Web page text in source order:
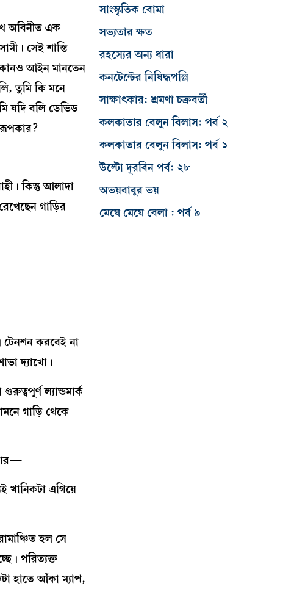
অবিনীত এক
সেই শাস্তি
কোনও আইন মানতেন
তুমি কি মনে
যদি বলি ডেভিড
কিন্তু আলাদা
গাড়ির
টেনশন করবেই না
দ্যাখো।
ল্যান্ডমার্ক
গাড়ি থেকে
খানিকটা এগিয়ে
হল সে
পরিত্যক্ত
হাতে আঁকা ম্যাপ,
সাংস্কৃতিক বোমা
সভ্যতার ক্ষত
রহস্যের অন্য ধারা
কনটেন্টের নিষিদ্ধপল্লি
সাক্ষাৎকার: শ্রমণা চক্রবর্তী
কলকাতার বেলুন বিলাস: পর্ব ২
কলকাতার বেলুন বিলাস: পর্ব ১
উল্টো দূরবিন পর্ব: ২৮
অভয়বাবুর ভয়
মেঘে মেঘে বেলা : পর্ব ৯